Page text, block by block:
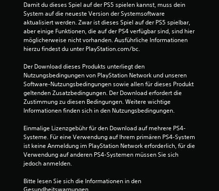
Damit du dieses Spiel auf der PS5 spielen kannst, muss dein
System auf die neueste Version der Systemsoftware
aktualisiert werden. Zwar ist dieses Spiel auf der PS5 spielbar,
aber einige Funktionen, die auf der PS4 verfügbar sind, sind hier
möglicherweise nicht vorhanden. Ausführliche Informationen
hierzu findest du unter PlayStation.com/bc.
Der Download dieses Produkts unterliegt den
Nutzungsbedingungen von PlayStation Network und unseren
Software-Nutzungsbedingungen sowie allen für dieses Produkt
geltenden Zusatzbedingungen. Der Download erfordert die
Zustimmung zu diesen Bedingungen. Weitere wichtige
Informationen finden sich in den Nutzungsbedingungen.
Einmalige Lizenzgebühr für den Download auf mehrere PS4-
Systeme. Für eine Verwendung auf Ihrem primären PS4-System
ist keine Anmeldung im PlayStation Network erforderlich, für die
Verwendung auf anderen PS4-Systemen müssen Sie sich
jedoch anmelden.
Bitte lesen Sie sich die Informationen in den